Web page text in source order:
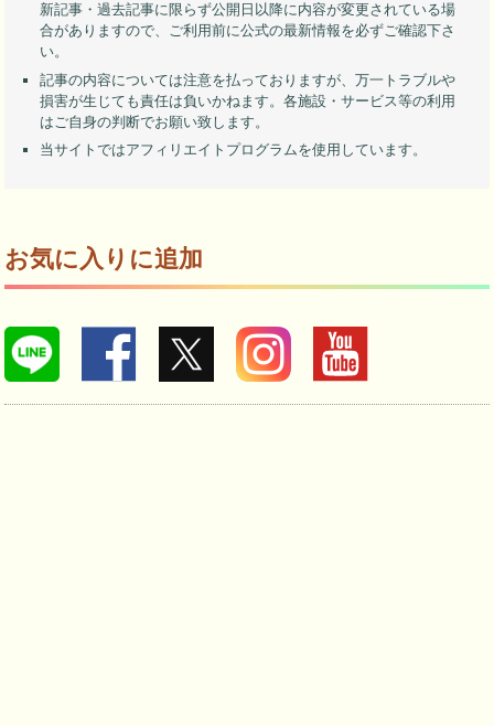
新記事・過去記事に限らず公開日以降に内容が変更されている場
合がありますので、ご利用前に公式の最新情報を必ずご確認下さ
い。
記事の内容については注意を払っておりますが、万一トラブルや
損害が生じても責任は負いかねます。各施設・サービス等の利用
はご自身の判断でお願い致します。
当サイトではアフィリエイトプログラムを使用しています。
お気に入りに追加